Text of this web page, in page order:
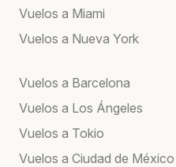
Vuelos a Miami
Vuelos a Nueva York
Vuelos a Barcelona
Vuelos a Los Ángeles
Vuelos a Tokio
Vuelos a Ciudad de México